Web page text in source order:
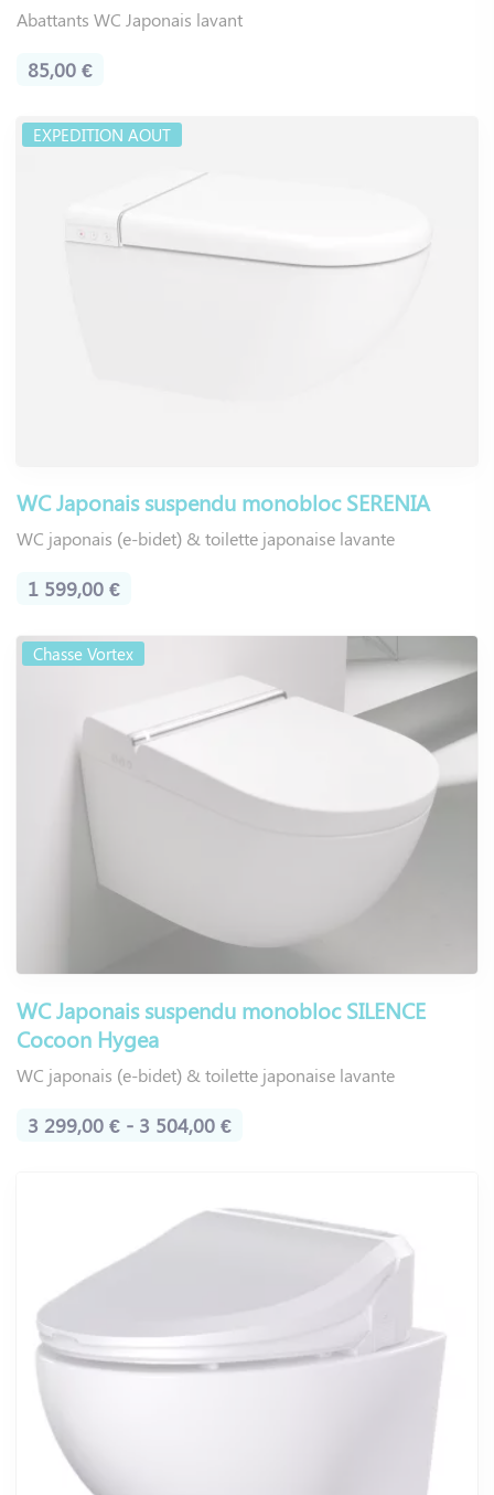
Abattants WC Japonais lavant
85,00 €
EXPEDITION AOUT
WC Japonais suspendu monobloc SERENIA
WC japonais (e-bidet) & toilette japonaise lavante
1 599,00 €
Chasse Vortex
WC Japonais suspendu monobloc SILENCE
Cocoon Hygea
WC japonais (e-bidet) & toilette japonaise lavante
3 299,00 € - 3 504,00 €